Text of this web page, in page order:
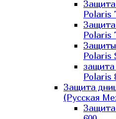
Polaris
Polaris
Polaris
защита
Polaris
Защита
(Русская